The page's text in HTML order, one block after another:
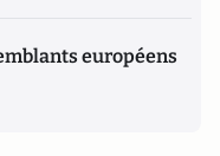
européens